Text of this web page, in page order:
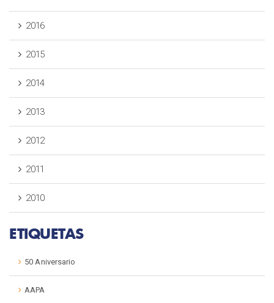
2016
2015
2014
2013
2012
2011
2010
ETIQUETAS
50 Aniversario
AAPA